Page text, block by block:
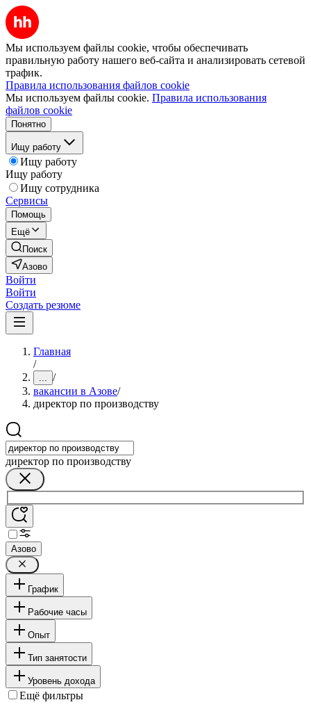
Мы используем файлы cookie, чтобы обеспечивать
правильную работу нашего веб-сайта и анализировать сетевой
трафик.
Правила использования файлов cookie
Мы используем файлы cookie. Правила использования
файлов cookie
Понятно
Ищу работу
Ищу работу
Ищу работу
Ищу сотрудника
Сервисы
Помощь
Ещё
Поиск
Азово
Войти
Войти
Создать резюме
Главная
/
... /
вакансии в Азове/
директор по производству
директор по производству
Азово
График
Рабочие часы
Опыт
Тип занятости
Уровень дохода
Ещё фильтры